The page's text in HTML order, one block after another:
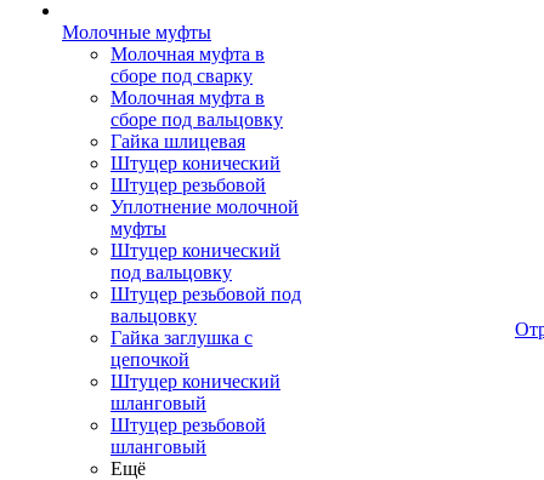
Молочные муфты
Молочная муфта в
сборе под сварку
Молочная муфта в
сборе под вальцовку
Гайка шлицевая
Штуцер конический
Штуцер резьбовой
Уплотнение молочной
муфты
Штуцер конический
под вальцовку
Штуцер резьбовой под
вальцовку
Гайка заглушка с
цепочкой
Штуцер конический
шланговый
Штуцер резьбовой
шланговый
Ещё